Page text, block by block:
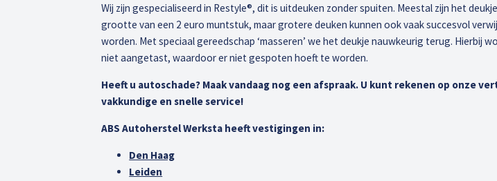
Wij zijn gespecialiseerd in Restyle®, dit is uitdeuken zonder spuiten. Meestal zijn het
grootte van een 2 euro muntstuk, maar grotere deuken kunnen ook vaak succesvol
worden. Met speciaal gereedschap ‘masseren’ we het deukje nauwkeurig terug. Hierbij
niet aangetast, waardoor er niet gespoten hoeft te worden.
Heeft u autoschade? Maak vandaag nog een afspraak. U kunt rekenen op onze
vakkundige en snelle service!
ABS Autoherstel Werksta heeft vestigingen in:
Den Haag
Leiden